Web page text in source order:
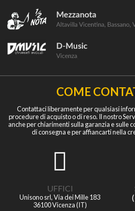
COME
Contattaci liberamente per qualsiasi
procedure di acquisto o di reso. Il nostro
anche per chiarimenti sulla garanzia e sulle
di consegna e per affiancarti nella
UFFICI
Unisono srl, Via dei Mille 183
36100 Vicenza (IT)